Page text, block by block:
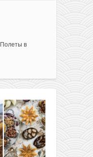
Полеты в